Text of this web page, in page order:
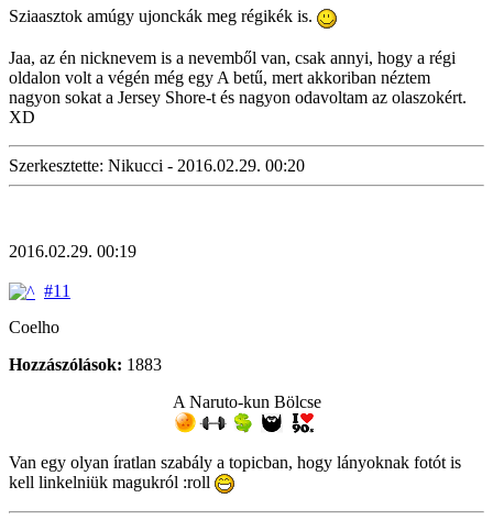
Sziaasztok amúgy ujonckák meg régikék is.
Jaa, az én nicknevem is a nevemből van, csak annyi, hogy a régi
oldalon volt a végén még egy A betű, mert akkoriban néztem
nagyon sokat a Jersey Shore-t és nagyon odavoltam az olaszokért.
XD
Szerkesztette: Nikucci - 2016.02.29. 00:20
2016.02.29. 00:19
#11
Coelho
Hozzászólások: 1883
A Naruto-kun Bölcse
Van egy olyan íratlan szabály a topicban, hogy lányoknak fotót is
kell linkelniük magukról :roll